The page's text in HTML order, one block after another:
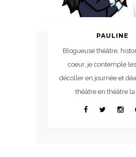
PAULINE
Blogueuse théâtre,
coeur, je contemple
décoller en journée et
théâtre en théâtre